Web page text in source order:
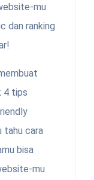
mu
dan ranking
4 tips
tahu cara
bisa
mu